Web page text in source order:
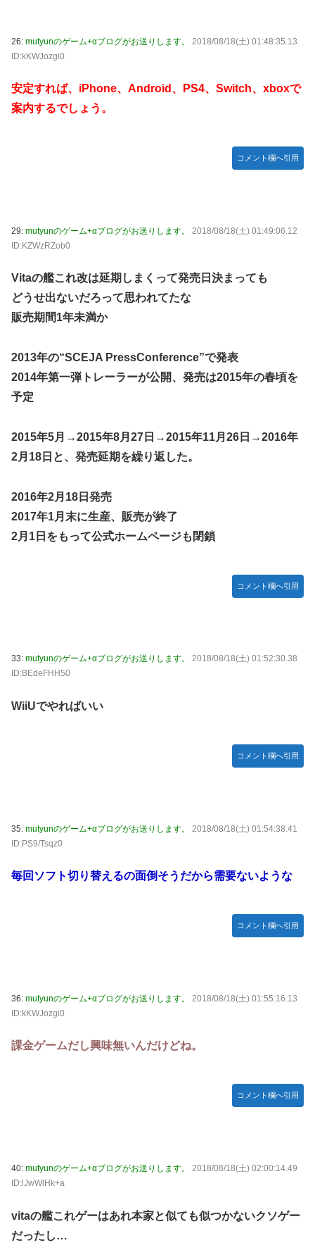
26: mutyunのゲーム+αブログがお送りします。
2018/08/18(土) 01:48:35.13
ID:kKWJozgi0
安定すれば、iPhone、Android、PS4、Switch、xboxで
案内するでしょう。
コメント欄へ引用
29: mutyunのゲーム+αブログがお送りします。
2018/08/18(土) 01:49:06.12
ID:KZWzRZob0
Vitaの艦これ改は延期しまくって発売日決まっても
どうせ出ないだろって思われてたな
販売期間1年未満か
2013年の“SCEJA PressConference”で発表
2014年第一弾トレーラーが公開、発売は2015年の春頃を
予定
2015年5月→2015年8月27日→2015年11月26日→2016年
2月18日と、発売延期を繰り返した。
2016年2月18日発売
2017年1月末に生産、販売が終了
2月1日をもって公式ホームページも閉鎖
コメント欄へ引用
33: mutyunのゲーム+αブログがお送りします。
2018/08/18(土) 01:52:30.38
ID:BEdeFHH50
WiiUでやればいい
コメント欄へ引用
35: mutyunのゲーム+αブログがお送りします。
2018/08/18(土) 01:54:38.41
ID:PS9/Tsqz0
毎回ソフト切り替えるの面倒そうだから需要ないような
コメント欄へ引用
36: mutyunのゲーム+αブログがお送りします。
2018/08/18(土) 01:55:16.13
ID:kKWJozgi0
課金ゲームだし興味無いんだけどね。
コメント欄へ引用
40: mutyunのゲーム+αブログがお送りします。
2018/08/18(土) 02:00:14.49
ID:lJwWlHk+a
vitaの艦これゲーはあれ本家と似ても似つかないクソゲー
だったし…